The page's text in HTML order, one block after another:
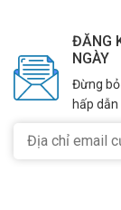
ĐĂNG
NGÀY
Đừng
hấp dẫn